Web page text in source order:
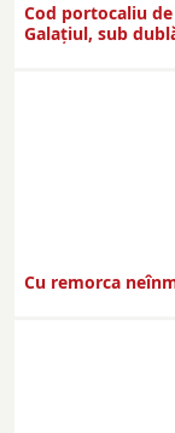
Cod portocaliu
Galațiul, sub
Cu remorca